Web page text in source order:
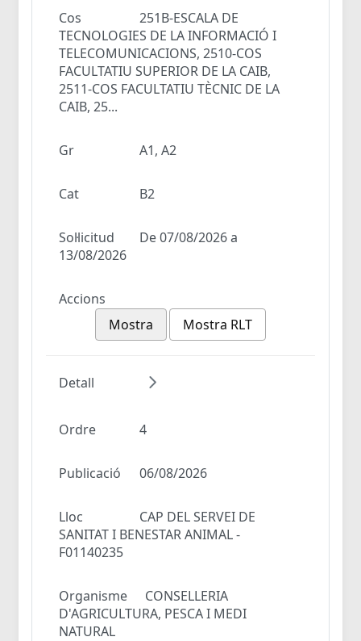
Cos
251B-ESCALA DE
TECNOLOGIES DE LA INFORMACIÓ I
TELECOMUNICACIONS, 2510-COS
FACULTATIU SUPERIOR DE LA CAIB,
2511-COS FACULTATIU TÈCNIC DE LA
CAIB, 25...
Gr A1, A2
Cat B2
Sol·licitud
De 07/08/2026 a
13/08/2026
Accions
Mostra
Mostra RLT
Detall
Ordre 4
Publicació 06/08/2026
Lloc
CAP DEL SERVEI DE
SANITAT I BENESTAR ANIMAL -
F01140235
Organisme
CONSELLERIA
D'AGRICULTURA, PESCA I MEDI
NATURAL